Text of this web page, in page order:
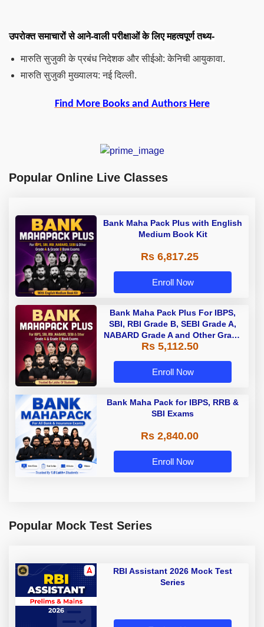
उपरोक्त समाचारों से आने-वाली परीक्षाओं के लिए महत्वपूर्ण तथ्य-
मारुति सुजुकी के प्रबंध निदेशक और सीईओ: केनिची आयुकावा.
मारुति सुजुकी मुख्यालय: नई दिल्ली.
Find More Books and Authors Here
Popular Online Live Classes
Bank Maha Pack Plus with English
Medium Book Kit
Rs 6,817.25
Enroll Now
Bank Maha Pack Plus For IBPS,
SBI, RBI Grade B, SEBI Grade A,
NABARD Grade A and Other Grade
A & Grade B Bank Exams
Rs 5,112.50
Enroll Now
Bank Maha Pack for IBPS, RRB &
SBI Exams
Rs 2,840.00
Enroll Now
Popular Mock Test Series
RBI Assistant 2026 Mock Test
Series